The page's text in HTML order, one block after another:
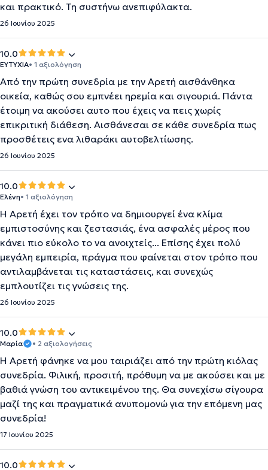
και πρακτικό. Τη συστήνω ανεπιφύλακτα.
26 Ιουνίου 2025
10.0
ΕΥΤΥΧΙΑ• 1 αξιολόγηση
Από την πρώτη συνεδρία με την Αρετή αισθάνθηκα
οικεία, καθώς σου εμπνέει ηρεμία και σιγουριά. Πάντα
έτοιμη να ακούσει αυτο που έχεις να πεις χωρίς
επικριτική διάθεση. Αισθάνεσαι σε κάθε συνεδρία πως
προσθέτεις ενα λιθαράκι αυτοβελτίωσης.
26 Ιουνίου 2025
10.0
Ελένη• 1 αξιολόγηση
Η Αρετή έχει τον τρόπο να δημιουργεί ένα κλίμα
εμπιστοσύνης και ζεστασιάς, ένα ασφαλές μέρος που
κάνει πιο εύκολο το να ανοιχτείς... Επίσης έχει πολύ
μεγάλη εμπειρία, πράγμα που φαίνεται στον τρόπο που
αντιλαμβάνεται τις καταστάσεις, και συνεχώς
εμπλουτίζει τις γνώσεις της.
26 Ιουνίου 2025
10.0
Μαρία • 2 αξιολογήσεις
Η Αρετή φάνηκε να μου ταιριάζει από την πρώτη κιόλας
συνεδρία. Φιλική, προσιτή, πρόθυμη να με ακούσει και με
βαθιά γνώση του αντικειμένου της. Θα συνεχίσω σίγουρα
μαζί της και πραγματικά ανυπομονώ για την επόμενη μας
συνεδρία!
17 Ιουνίου 2025
10.0